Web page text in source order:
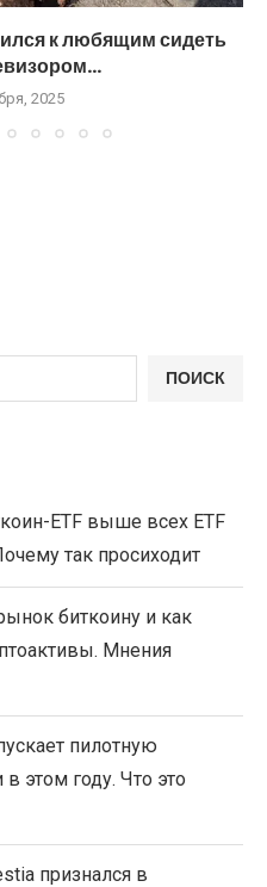
к любящим сидеть
2025
ПОИСК
ETF выше всех ETF
так просиходит
биткоину и как
Мнения
пилотную
этом году. Что это
признался в